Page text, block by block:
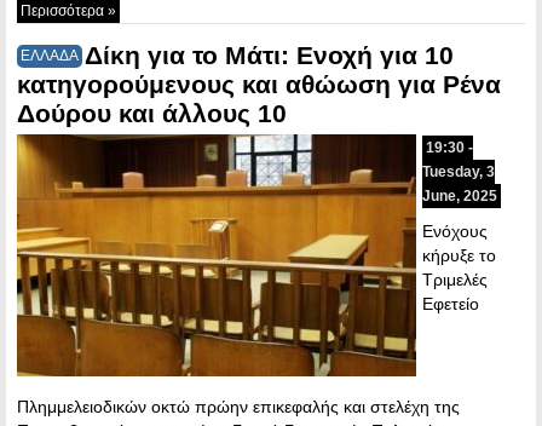
Περισσότερα »
ΕΛΛΑΔΑ Δίκη για το Μάτι: Ενοχή για 10
κατηγορούμενους και αθώωση για Ρένα
Δούρου και άλλους 10
19:30 -
Tuesday, 3
June, 2025
Ενόχους
κήρυξε το
Τριμελές
Εφετείο
Πλημμελειοδικών οκτώ πρώην επικεφαλής και στελέχη της